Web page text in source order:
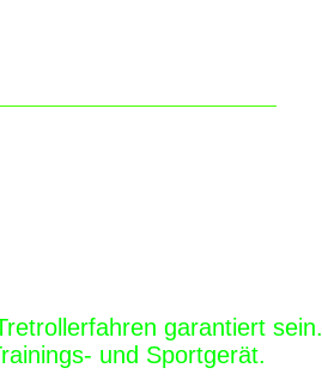
garantiert sein.
und Sportgerät.